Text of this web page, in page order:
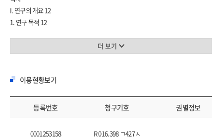
I. 연구의 개요 12
1. 연구 목적 12
6. 연구진 구성과 분담 18
1. 전 세계 종교 의식 및 관습(The religious ceremonies and customs of the
several nations of the known world) / PICART, Bernard 19
2. 상업과 항해에 매우 유용한 기록을 담은 북부로의 여행(하멜보고서)(Recueil de
더 보기
이용현황보기
등록번호 청구기호 권별정보
0001253158 R 016.398 ㄱ427ㅅ